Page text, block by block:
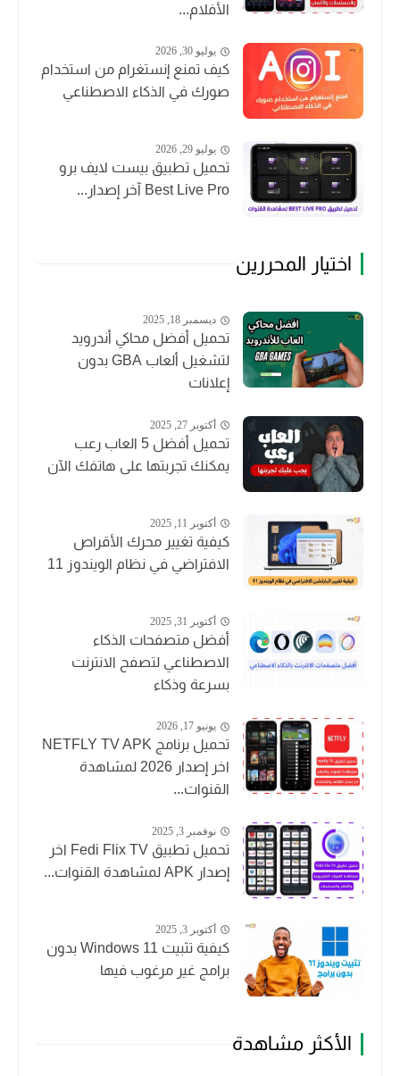
الأفلام...
يوليو 30, 2026
كيف تمنع إنستغرام من استخدام
صورك في الذكاء الاصطناعي
يوليو 29, 2026
تحميل تطبيق بيست لايف برو
Best Live Pro آخر إصدار...
اختيار المحررين
ديسمبر 18, 2025
تحميل أفضل محاكي أندرويد
لتشغيل ألعاب GBA بدون
إعلانات
أكتوبر 27, 2025
تحميل أفضل 5 العاب رعب
يمكنك تجربتها على هاتفك الآن
أكتوبر 11, 2025
كيفية تغيير محرك الأقراص
الافتراضي في نظام الويندوز 11
أكتوبر 31, 2025
أفضل متصفحات الذكاء
الاصطناعي لتصفح الانترنت
بسرعة وذكاء
يونيو 17, 2026
تحميل برنامج NETFLY TV APK
اخر إصدار 2026 لمشاهدة
القنوات...
نوفمبر 3, 2025
تحميل تطبيق Fedi Flix TV اخر
إصدار APK لمشاهدة القنوات...
أكتوبر 3, 2025
كيفية تثبيت Windows 11 بدون
برامج غير مرغوب فيها
الأكثر مشاهدة